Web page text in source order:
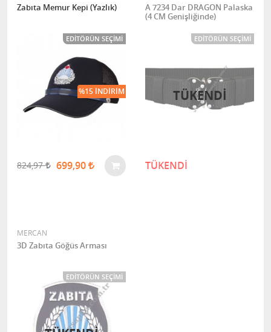
Zabıta Memur Kepi (Yazlık)
EDITÖRÜN SEÇIMI
824,97 699,90
%15 İNDIRIM
A 7234 Dar DRAGON Palaska
(4 CM Genişliğinde)
EDITÖRÜN SEÇIMI
TÜKENDİ
TÜKENDI
MERCAN
3D Zabıta Göğüs Arması
EDITÖRÜN SEÇIMI